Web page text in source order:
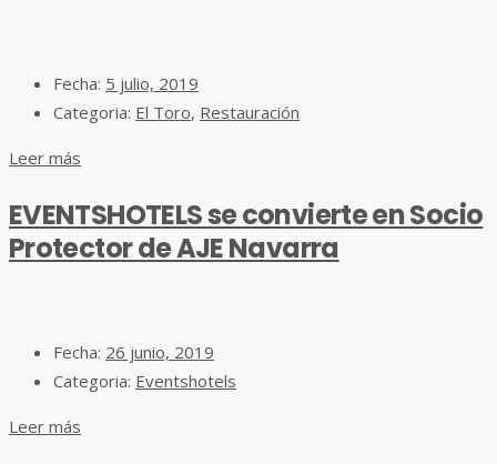
Fecha: 5 julio, 2019
Categoria: El Toro, Restauración
Leer más
EVENTSHOTELS se convierte en Socio
Protector de AJE Navarra
Fecha: 26 junio, 2019
Categoria: Eventshotels
Leer más